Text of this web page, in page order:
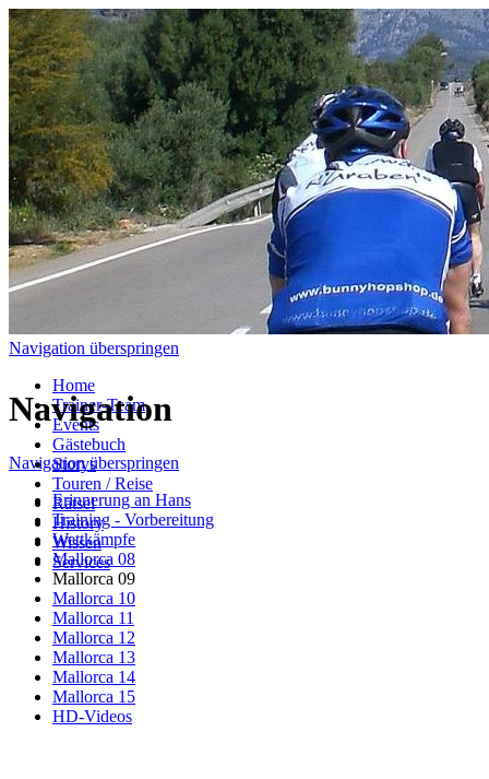
Navigation überspringen
Home
Trainer-Team
Events
Gästebuch
Storys
Touren / Reise
Rätsel
History
Wissen
Services
Navigation
Navigation überspringen
Erinnerung an Hans
Training - Vorbereitung
Wettkämpfe
Mallorca 08
Mallorca 09
Mallorca 10
Mallorca 11
Mallorca 12
Mallorca 13
Mallorca 14
Mallorca 15
HD-Videos